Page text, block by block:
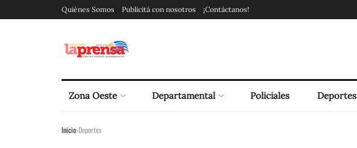
Quiénes Somos Publicitá con nosotros ¡Contáctanos!
Zona Oeste Departamental Policiales Deportes
Inicio Deportes